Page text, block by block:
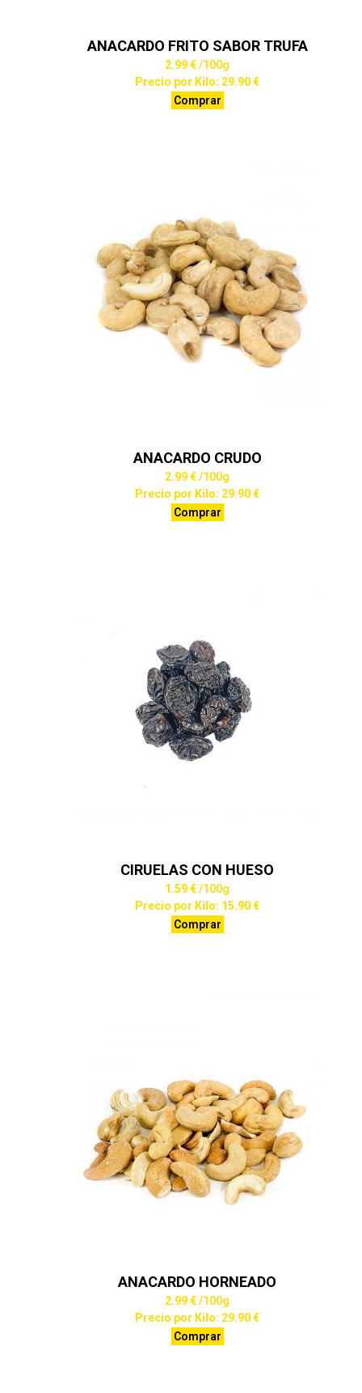
ANACARDO FRITO SABOR TRUFA
2.99 €/100g
Precio por Kilo: 29.90 €
Comprar
ANACARDO CRUDO
2.99 €/100g
Precio por Kilo: 29.90 €
Comprar
CIRUELAS CON HUESO
1.59 €/100g
Precio por Kilo: 15.90 €
Comprar
ANACARDO HORNEADO
2.99 €/100g
Precio por Kilo: 29.90 €
Comprar